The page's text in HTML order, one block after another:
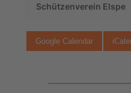
Schützenverein Elspe
Google Calendar